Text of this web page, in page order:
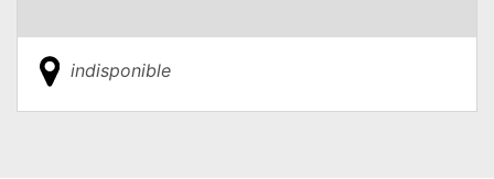
indisponible